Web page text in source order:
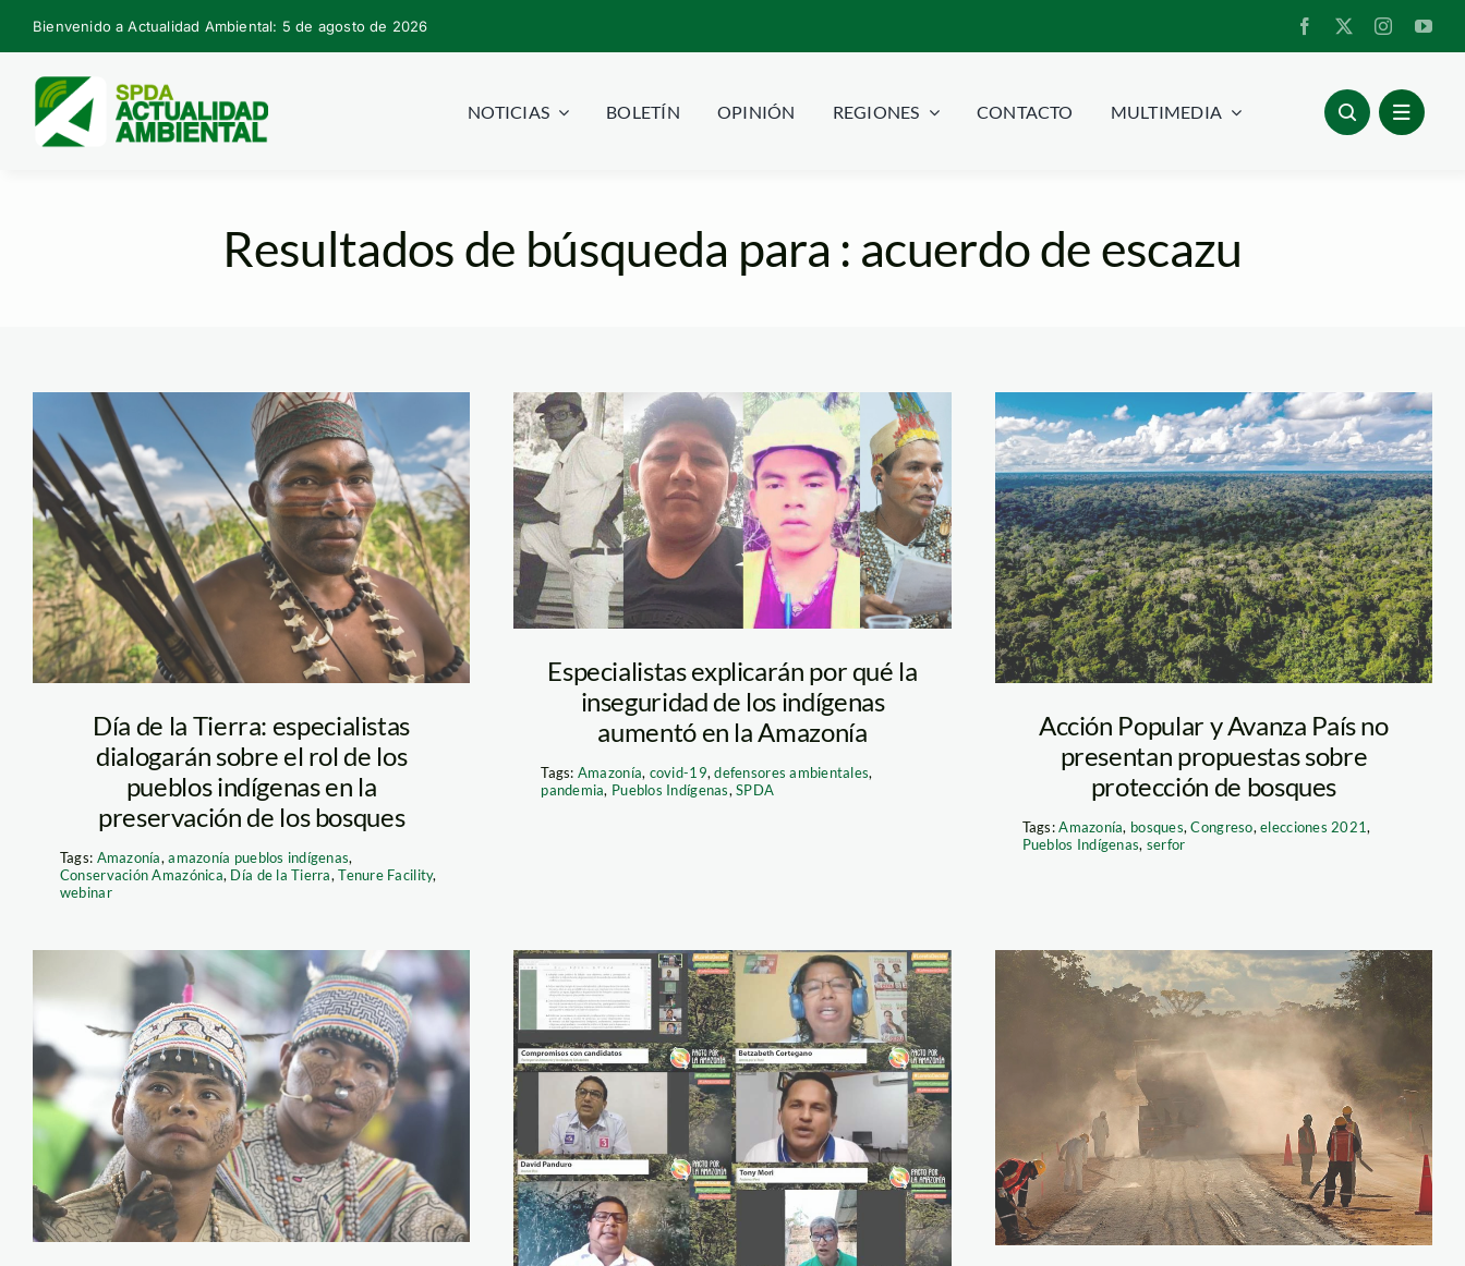
Skip
to
content
Bienvenido a Actualidad Ambiental: 5 de agosto de 2026
NOTICIAS BOLETÍN OPINIÓN REGIONES CONTACTO MULTIMEDIA
Resultados de búsqueda para : acuerdo de escazu
yurua-7-5
Día de la Tierra: especialistas
dialogarán sobre el rol de los
pueblos indígenas en la
preservación de los bosques
Tags: Amazonía,amazonía pueblos indígenas,
Conservación Amazónica, Día de la Tierra,Tenure Facility,
webinar
defensores
ambientales
asesinados
Especialistas explicarán por qué la
inseguridad de los indígenas
aumentó en la Amazonía
Tags: Amazonía, covid-19,defensores ambientales,
pandemia, Pueblos Indígenas,SPDA
4-boca-
pariamanu-
diego-perez-
spda-700×466-1
Acción Popular y Avanza País no
presentan propuestas sobre
protección de bosques
Tags:Amazonía, bosques,Congreso,elecciones 2021,
Pueblos Indígenas, serfor
indigenas-andina dialogoelectoral